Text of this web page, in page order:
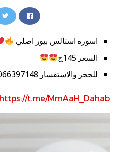
اسوره استالس بيور اصلي
السعر 145ج
للحجز والاستفسار 01066397148
https://t.me/MmAaH_Dahab